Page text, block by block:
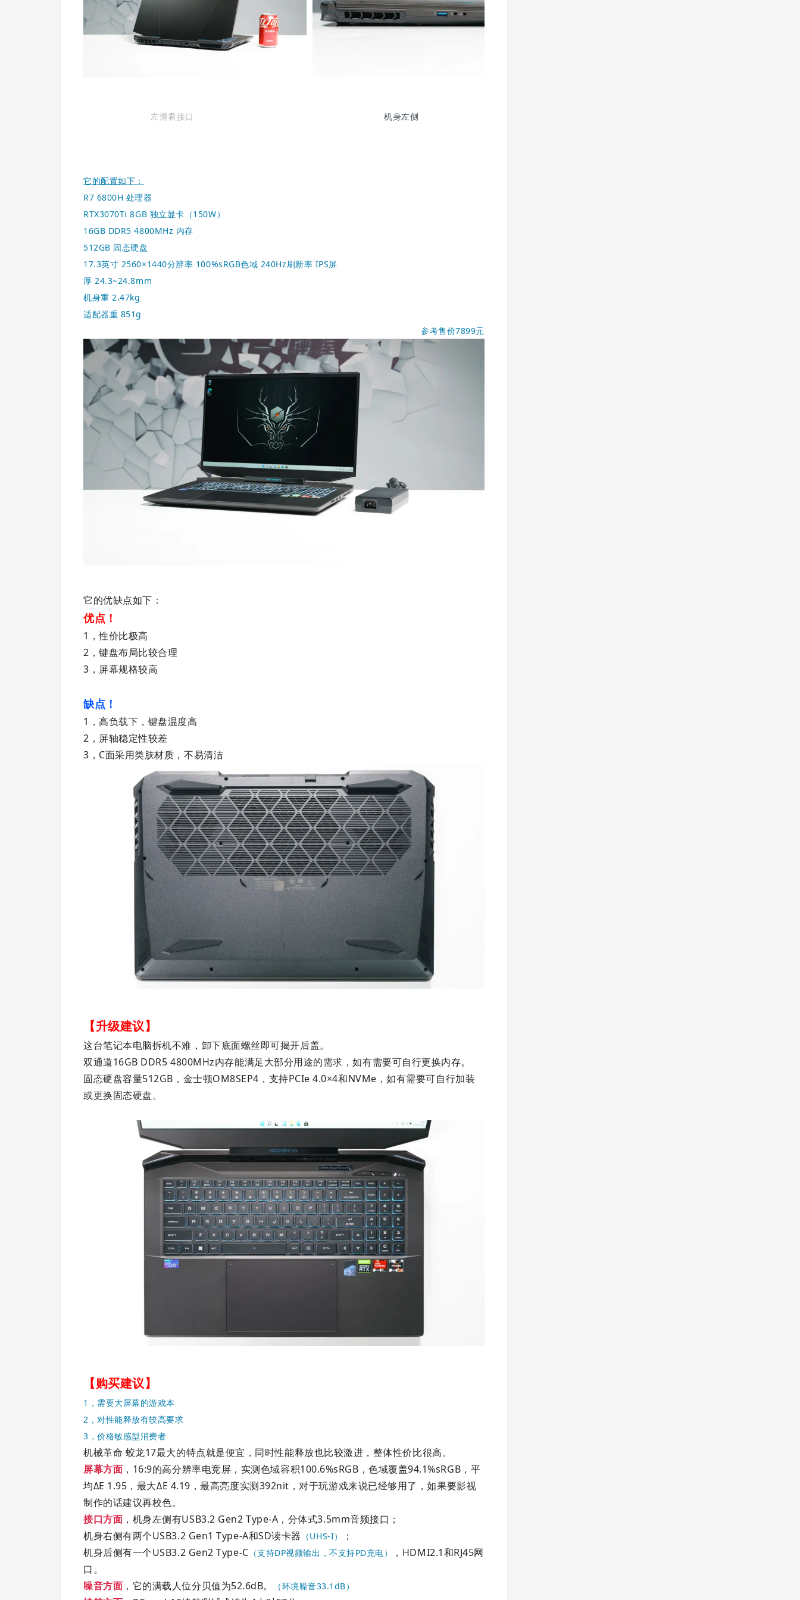
左滑看接口 机身左侧
它的配置如下：
R7 6800H 处理器
RTX3070Ti 8GB 独立显卡（150W）
16GB DDR5 4800MHz 内存
512GB 固态硬盘
17.3英寸 2560×1440分辨率 100%sRGB色域 240Hz刷新率 IPS屏
厚 24.3~24.8mm
机身重 2.47kg
适配器重 851g
参考售价7899元
它的优缺点如下：
优点！
1，性价比极高
2，键盘布局比较合理
3，屏幕规格较高
缺点！
1，高负载下，键盘温度高
2，屏轴稳定性较差
3，C面采用类肤材质，不易清洁
【升级建议】
这台笔记本电脑拆机不难，卸下底面螺丝即可揭开后盖。
双通道16GB DDR5 4800MHz内存能满足大部分用途的需求，如有需要可自行更换内存。
固态硬盘容量512GB，金士顿OM8SEP4，支持PCIe 4.0×4和NVMe，如有需要可自行加装
或更换固态硬盘。
【购买建议】
1，需要大屏幕的游戏本
2，对性能释放有较高要求
3，价格敏感型消费者
机械革命 蛟龙17最大的特点就是便宜，同时性能释放也比较激进，整体性价比很高。
屏幕方面 ，16:9的高分辨率电竞屏，实测色域容积100.6%sRGB，色域覆盖94.1%sRGB，平
均ΔE 1.95，最大ΔE 4.19，最高亮度实测392nit，对于玩游戏来说已经够用了，如果要影视
制作的话建议再校色。
接口方面 ，机身左侧有USB3.2 Gen2 Type-A，分体式3.5mm音频接口；
机身右侧有两个USB3.2 Gen1 Type-A和SD读卡器 （UHS-I）
；
机身后侧有一个USB3.2 Gen2 Type-C （支持DP视频输出，不支持PD充电）
，HDMI2.1和RJ45网
口。
噪音方面 ，它的满载人位分贝值为52.6dB。 （环境噪音33.1dB）